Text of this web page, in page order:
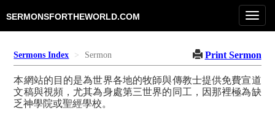
SERMONSFORTHEWORLD.COM
Sermons Index Sermon Print Sermon
本網站的目的是為世界各地的牧師與傳教士提供免費宣道
文稿與視頻，尤其為身處第三世界的同工，因那裡極為缺
乏神學院或聖經學校。